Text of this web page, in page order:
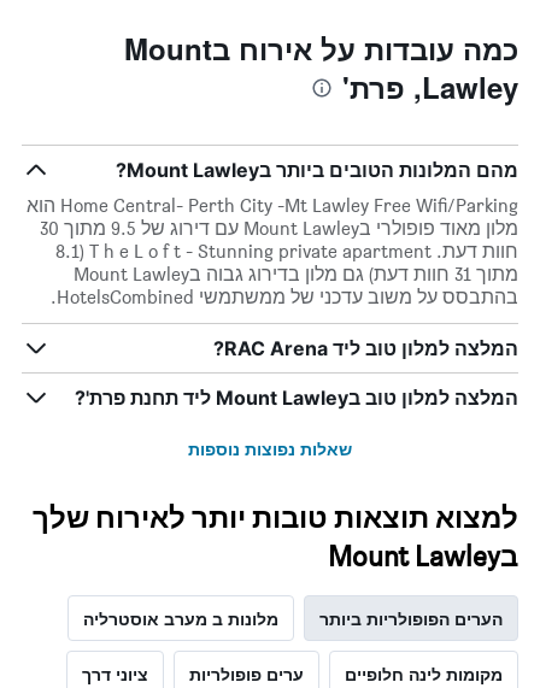
כמה עובדות על אירוח בMount
Lawley, פרת'
מהם המלונות הטובים ביותר בMount Lawley?
Home Central- Perth City -Mt Lawley Free Wifi/Parking הוא
מלון מאוד פופולרי בMount Lawley עם דירוג של 9.5 מתוך 30
חוות דעת. T h e L o f t - Stunning private apartment (8.1
מתוך 31 חוות דעת) גם מלון בדירוג גבוה בMount Lawley
בהתבסס על משוב עדכני של ממשתמשי HotelsCombined.
המלצה למלון טוב ליד RAC Arena?
המלצה למלון טוב בMount Lawley ליד תחנת פרת'?
שאלות נפוצות נוספות
למצוא תוצאות טובות יותר לאירוח שלך
בMount Lawley
הערים הפופולריות ביותר מלונות ב מערב אוסטרליה
מקומות לינה חלופיים ערים פופולריות ציוני דרך